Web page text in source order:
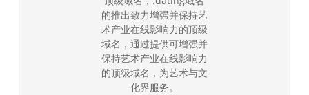
的推出致力增强并保持艺
术产业在线影响力的顶级
域名，通过提供可增强并
保持艺术产业在线影响力
的顶级域名，为艺术与文
化界服务。